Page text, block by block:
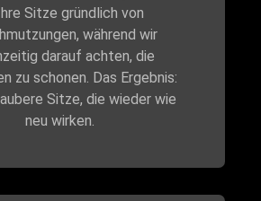
Sitze gründlich von
während wir
darauf achten, die
zu schonen. Das Ergebnis:
Sitze, die wieder wie
neu wirken.